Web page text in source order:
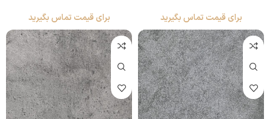
برای قیمت تماس بگیرید
برای قیمت تماس بگیرید